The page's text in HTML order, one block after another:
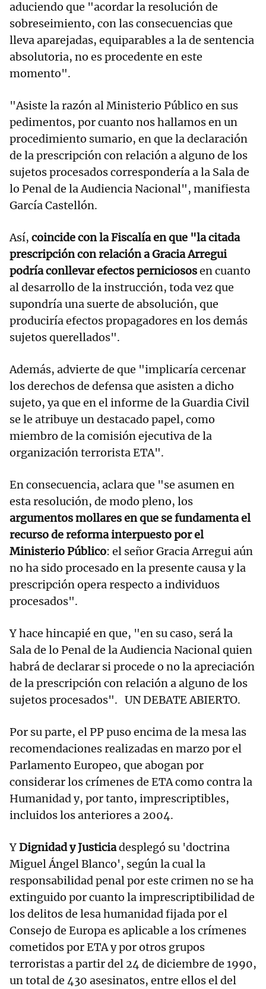
aduciendo que "acordar la resolución de
sobreseimiento, con las consecuencias que
lleva aparejadas, equiparables a la de sentencia
absolutoria, no es procedente en este
momento".
"Asiste la razón al Ministerio Público en sus
pedimentos, por cuanto nos hallamos en un
procedimiento sumario, en que la declaración
de la prescripción con relación a alguno de los
sujetos procesados correspondería a la Sala de
lo Penal de la Audiencia Nacional", manifiesta
García Castellón.
Así, coincide con la Fiscalía en que "la citada
prescripción con relación a Gracia Arregui
podría conllevar efectos perniciososen cuanto
al desarrollo de la instrucción, toda vez que
supondría una suerte de absolución, que
produciría efectos propagadores en los demás
sujetos querellados".
Además, advierte de que "implicaría cercenar
los derechos de defensa que asisten a dicho
sujeto, ya que en el informe de la Guardia Civil
se le atribuye un destacado papel, como
miembro de la comisión ejecutiva de la
organización terrorista ETA".
En consecuencia, aclara que "se asumen en
esta resolución, de modo pleno, los
argumentos mollares en que se fundamenta el
recurso de reforma interpuesto por el
Ministerio Público: el señor Gracia Arregui aún
no ha sido procesado en la presente causa y la
prescripción opera respecto a individuos
procesados".
Y hace hincapié en que, "en su caso, será la
Sala de lo Penal de la Audiencia Nacional quien
habrá de declarar si procede o no la apreciación
de la prescripción con relación a alguno de los
sujetos procesados". UN DEBATE ABIERTO.
Por su parte, el PP puso encima de la mesa las
recomendaciones realizadas en marzo por el
Parlamento Europeo, que abogan por
considerar los crímenes de ETA como contra la
Humanidad y, por tanto, imprescriptibles,
incluidos los anteriores a 2004.
YDignidad y Justiciadesplegó su 'doctrina
Miguel Ángel Blanco', según la cual la
responsabilidad penal por este crimen no se ha
extinguido por cuanto la imprescriptibilidad de
los delitos de lesa humanidad fijada por el
Consejo de Europa es aplicable a los crímenes
cometidos por ETA y por otros grupos
terroristas a partir del 24 de diciembre de 1990,
un total de 430 asesinatos, entre ellos el del